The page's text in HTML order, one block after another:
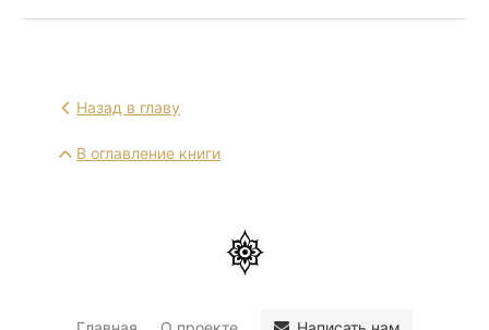
Назад в главу
В оглавление книги